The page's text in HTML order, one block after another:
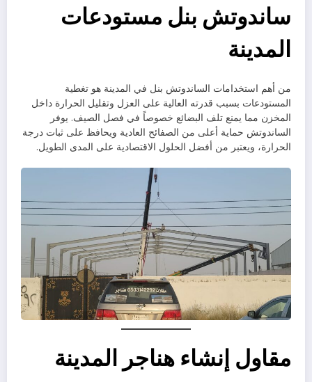
ساندوتش بنل مستودعات
المدينة
من أهم استخدامات الساندوتش بنل في المدينة هو تغطية
المستودعات بسبب قدرته العالية على العزل وتقليل الحرارة داخل
المخزن مما يمنع تلف البضائع خصوصاً في فصل الصيف. يوفر
الساندوتش حماية أعلى من الصفائح العادية ويحافظ على ثبات درجة
الحرارة، ويعتبر من أفضل الحلول الاقتصادية على المدى الطويل.
مقاول إنشاء هناجر المدينة